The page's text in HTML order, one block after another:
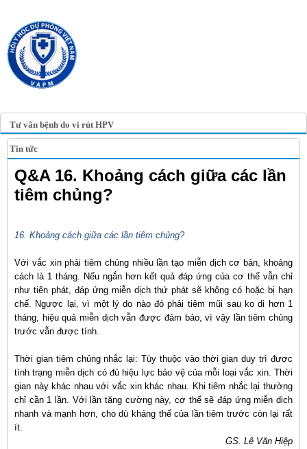
Tư vấn bệnh do vi rút HPV
Tin tức
Q&A 16. Khoảng cách giữa các lần
tiêm chủng?
16. Khoảng cách giữa các lần tiêm chủng?
Với vắc xin phải tiêm chủng nhiều lần tạo miễn dịch cơ bản, khoảng
cách là 1 tháng. Nếu ngắn hơn kết quả đáp ứng của cơ thể vẫn chỉ
như tiên phát, đáp ứng miễn dịch thứ phát sẽ không có hoặc bị hạn
chế. Ngược lại, vì một lý do nào đó phải tiêm mũi sau ko di hơn 1
tháng, hiệu quả miễn dịch vẫn được đảm bảo, vì vậy lần tiêm chủng
trước vẫn được tính.
Thời gian tiêm chủng nhắc lại: Tùy thuộc vào thời gian duy trì được
tình trạng miễn dịch có đủ hiệu lực bảo vệ của mỗi loại vắc xin. Thời
gian này khác nhau với vắc xin khác nhau. Khi tiêm nhắc lại thường
chỉ cần 1 lần. Với lần tăng cường này, cơ thể sẽ đáp ứng miễn dịch
nhanh và mạnh hơn, cho dù kháng thể của lần tiêm trước còn lại rất
ít.
GS. Lê Văn Hiệp